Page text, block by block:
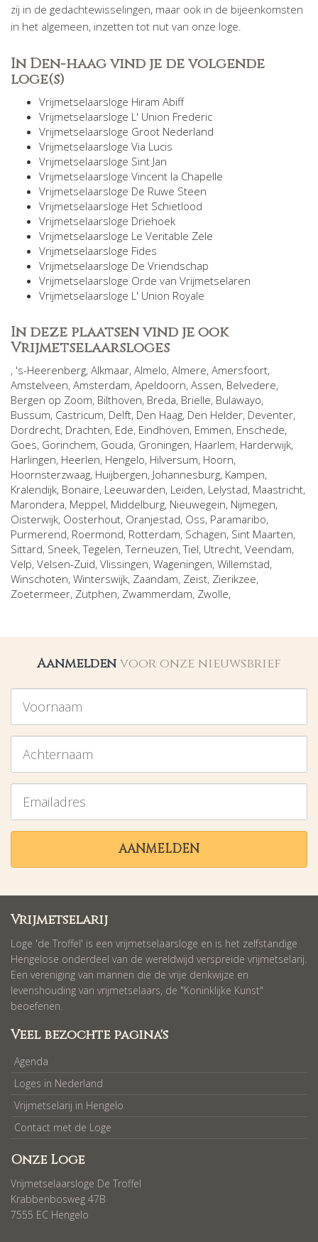
zij in de gedachtewisselingen, maar ook in de bijeenkomsten
in het algemeen, inzetten tot nut van onze loge.
In Den-haag vind je de volgende
loge(s)
Vrijmetselaarsloge Hiram Abiff
Vrijmetselaarsloge L' Union Frederic
Vrijmetselaarsloge Groot Nederland
Vrijmetselaarsloge Via Lucis
Vrijmetselaarsloge Sint Jan
Vrijmetselaarsloge Vincent la Chapelle
Vrijmetselaarsloge De Ruwe Steen
Vrijmetselaarsloge Het Schietlood
Vrijmetselaarsloge Driehoek
Vrijmetselaarsloge Le Veritable Zele
Vrijmetselaarsloge Fides
Vrijmetselaarsloge De Vriendschap
Vrijmetselaarsloge Orde van Vrijmetselaren
Vrijmetselaarsloge L' Union Royale
In deze plaatsen vind je ook
Vrijmetselaarsloges
, 's-Heerenberg, Alkmaar, Almelo, Almere, Amersfoort,
Amstelveen, Amsterdam, Apeldoorn, Assen, Belvedere,
Bergen op Zoom, Bilthoven, Breda, Brielle, Bulawayo,
Bussum, Castricum, Delft, Den Haag, Den Helder, Deventer,
Dordrecht, Drachten, Ede, Eindhoven, Emmen, Enschede,
Goes, Gorinchem, Gouda, Groningen, Haarlem, Harderwijk,
Harlingen, Heerlen, Hengelo, Hilversum, Hoorn,
Hoornsterzwaag, Huijbergen, Johannesburg, Kampen,
Kralendijk, Bonaire, Leeuwarden, Leiden, Lelystad, Maastricht,
Marondera, Meppel, Middelburg, Nieuwegein, Nijmegen,
Oisterwijk, Oosterhout, Oranjestad, Oss, Paramaribo,
Purmerend, Roermond, Rotterdam, Schagen, Sint Maarten,
Sittard, Sneek,Tegelen,Terneuzen,Tiel, Utrecht, Veendam,
Velp, Velsen-Zuid, Vlissingen, Wageningen, Willemstad,
Winschoten, Winterswijk, Zaandam, Zeist, Zierikzee,
Zoetermeer, Zutphen, Zwammerdam, Zwolle,
Aanmelden voor onze nieuwsbrief
Voornaam
Achternaam
Emailadres
AANMELDEN
Vrijmetselarij
Loge 'de Troffel' is een vrijmetselaarsloge en is het zelfstandige
Hengelose onderdeel van de wereldwijd verspreide vrijmetselarij.
Een vereniging van mannen die de vrije denkwijze en
levenshouding van vrijmetselaars, de "Koninklijke Kunst"
beoefenen.
Veel bezochte pagina's
Agenda
Loges in Nederland
Vrijmetselarij in Hengelo
Contact met de Loge
Onze Loge
Vrijmetselaarsloge De Troffel
Krabbenbosweg 47B
7555 EC Hengelo